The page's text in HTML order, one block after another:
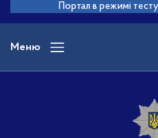
основного
вмісту
Портал в режимі
Меню